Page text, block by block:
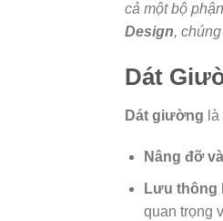
cả một bộ
Design,
Dát
Dát giường
Nâng đỡ
Lưu thông
quan trọng